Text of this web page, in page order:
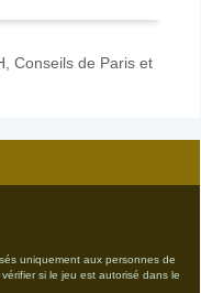
Conseils de Paris et
uniquement aux personnes de
si le jeu est autorisé dans le